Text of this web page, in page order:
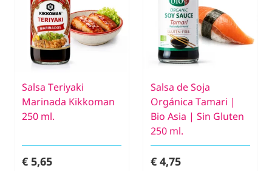
Salsa Teriyaki
Marinada Kikkoman
250 ml.
€ 5,65
Salsa de Soja
Orgánica Tamari |
Bio Asia | Sin Gluten
250 ml.
€ 4,75